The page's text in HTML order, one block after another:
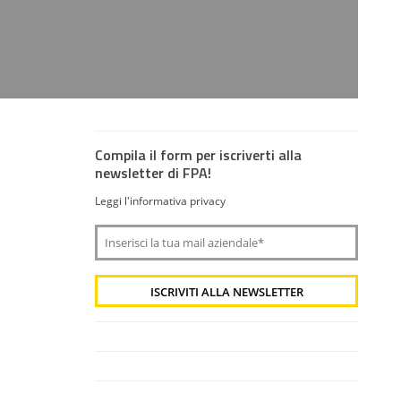
Compila il form per iscriverti alla
newsletter di FPA!
Leggi l'informativa privacy